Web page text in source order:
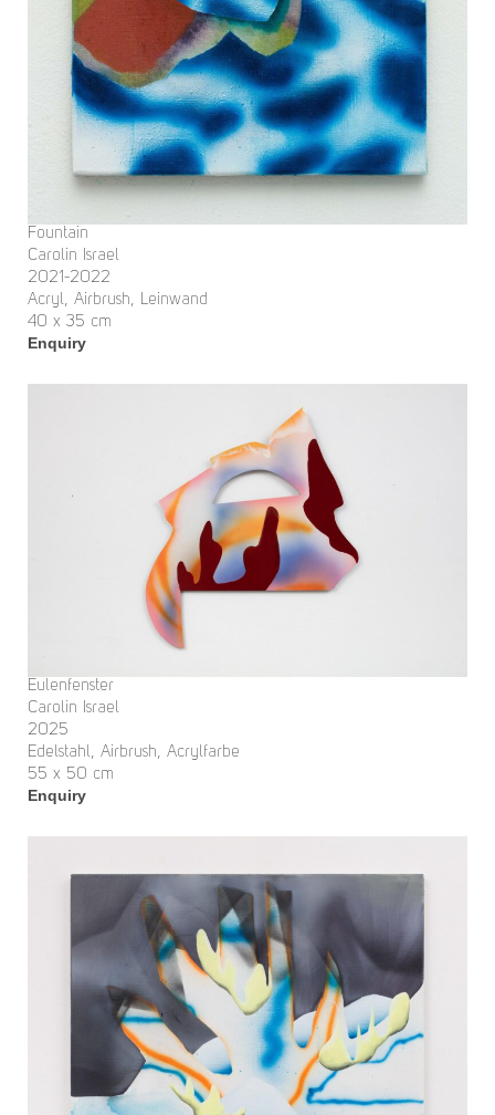
Fountain
Carolin Israel
2021-2022
Acryl, Airbrush, Leinwand
40 x 35 cm
Enquiry
Eulenfenster
Carolin Israel
2025
Edelstahl, Airbrush, Acrylfarbe
55 x 50 cm
Enquiry